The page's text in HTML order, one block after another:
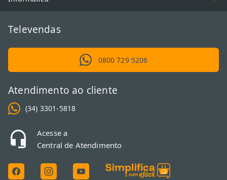
Televendas
0800 729 5206
Atendimento ao cliente
(34) 3301-5818
Acesse a
Central de Atendimento